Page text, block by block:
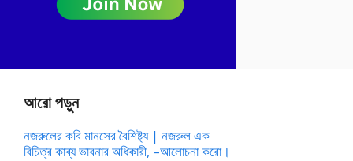
আরো পড়ুন
নজরুলের কবি মানসের বৈশিষ্ট্য | নজরুল এক
বিচিত্র কাব্য ভাবনার অধিকারী, –আলোচনা করো।